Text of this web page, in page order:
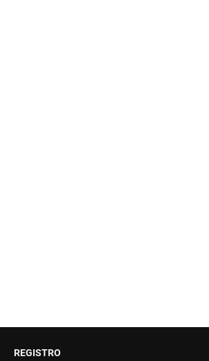
REGISTRO